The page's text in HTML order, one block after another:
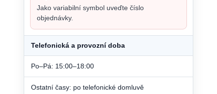
Jako variabilní symbol uveďte číslo
objednávky.
Telefonická a provozní doba
Po–Pá: 15:00–18:00
Ostatní časy: po telefonické domluvě